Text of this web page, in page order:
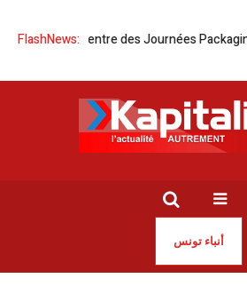
FlashNews:
au centre des Journées Packaging 2025
أنباء تونس